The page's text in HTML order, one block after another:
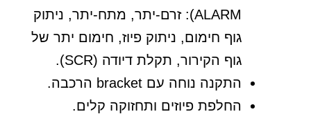
ALARM): זרם-יתר, מתח-יתר, ניתוק
גוף חימום, ניתוק פיוז, חימום יתר של
גוף הקירור, תקלת דיודה (SCR).
התקנה נוחה עם bracket הרכבה.
החלפת פיוזים ותחזוקה קלים.